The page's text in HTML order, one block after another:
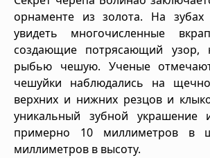
орнаменте из золота. На
увидеть многочисленные
создающие потрясающий узор,
рыбью чешую. Ученые
чешуйки наблюдались на
верхних и нижних резцов и
уникальный зубной украшение
примерно 10 миллиметров в
миллиметров в высоту.